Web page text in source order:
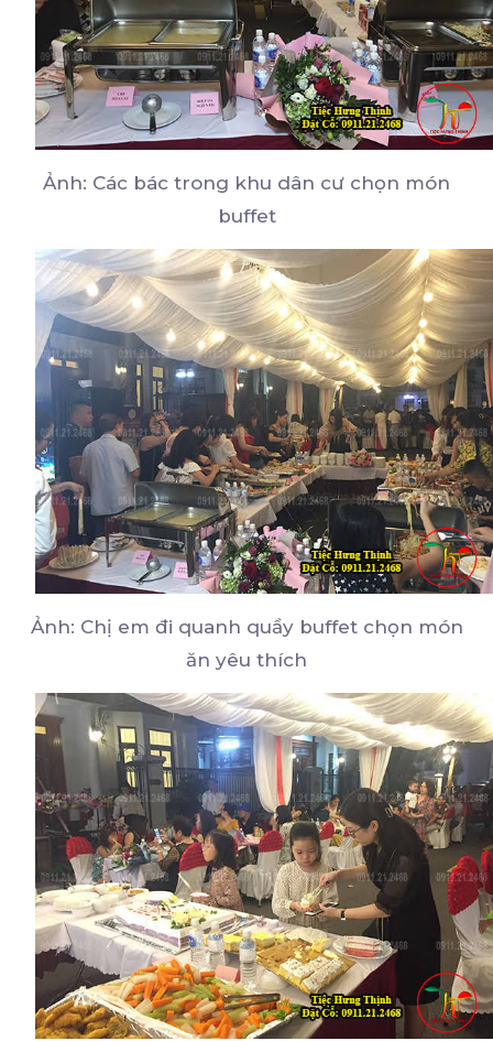
Ảnh: Các bác trong khu dân cư chọn món
buffet
Ảnh: Chị em đi quanh quầy buffet chọn món
ăn yêu thích